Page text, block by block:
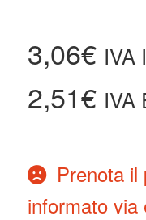
3,06€ IVA
2,51€ IVA
Prenota il
informato via